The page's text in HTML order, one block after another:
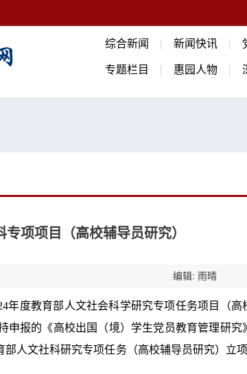
综合新闻 新闻快讯
专题栏目 惠园人物
项项目（高校辅导员研究）
编辑: 雨晴
年度教育部人文社会科学研究专项任务项目（高
报的《高校出国（境）学生党员教育管理研究》
人文社科研究专项任务（高校辅导员研究）立